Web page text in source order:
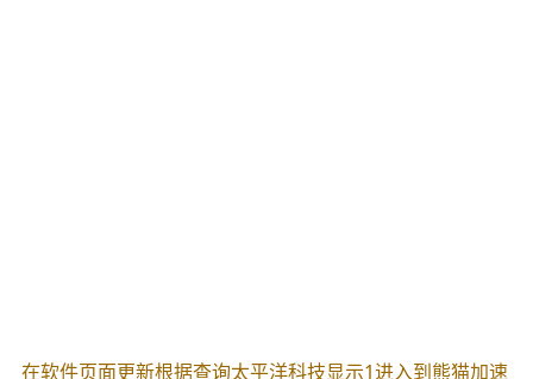
在软件页面更新根据查询太平洋科技显示1进入到熊猫加速